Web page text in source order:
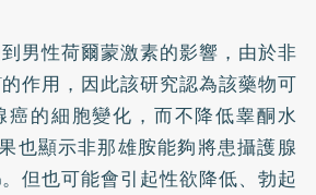
男性荷爾蒙激素的影響，由於非
作用，因此該研究認為該藥物可
癌的細胞變化，而不降低睾酮水
也顯示非那雄胺能夠將患攝護腺
但也可能會引起性欲降低、勃起